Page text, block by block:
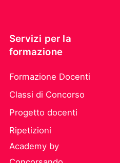
Servizi per la
formazione
Formazione Docenti
Classi di Concorso
Progetto docenti
Ripetizioni
Academy by